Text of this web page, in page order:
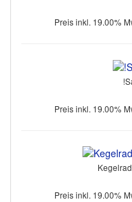
Preis inkl. 19.00%
Preis inkl. 19.00%
Preis inkl. 19.00%